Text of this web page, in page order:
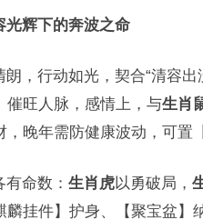
光辉下的奔波之命
朗，行动如光，契合“清容出
催旺人脉，感情上，与生肖
晚年需防健康波动，可置
命数： 生肖虎以勇破局，
挂件】护身、【聚宝盆】